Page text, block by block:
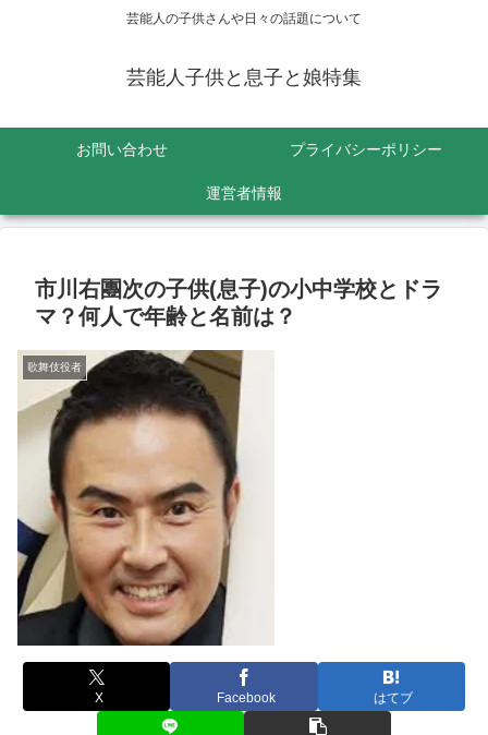
芸能人の子供さんや日々の話題について
芸能人子供と息子と娘特集
お問い合わせ プライバシーポリシー
運営者情報
市川右團次の子供(息子)の小中学校とドラ
マ？何人で年齢と名前は？
歌舞伎役者
X Facebook はてブ